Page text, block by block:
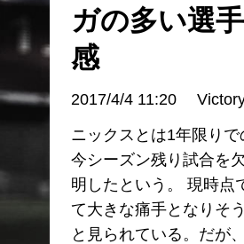
ガの多い選
感
2017/4/4 11:20
ニックスとは1年限り
今シーズン残り試合を
明したという。 現時点
て大きな痛手となりそ
と見られている。だが